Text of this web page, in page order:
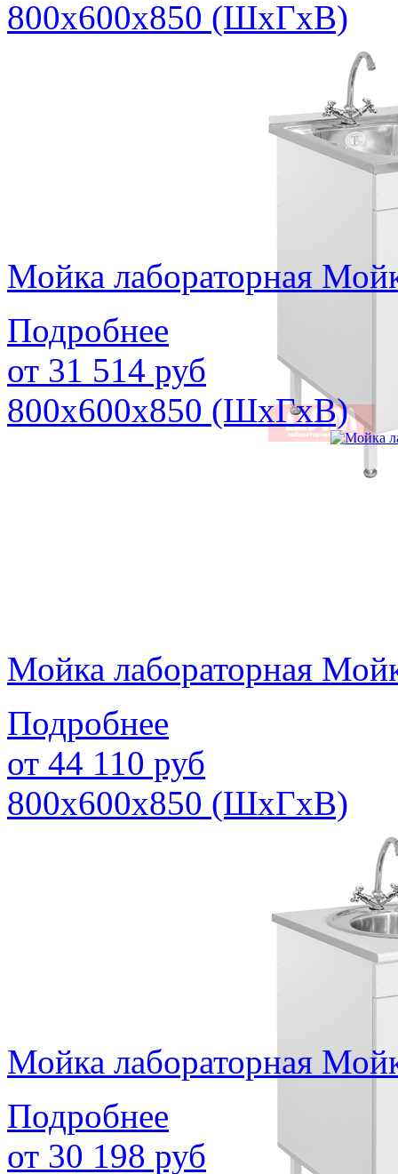
800х600х850 (ШхГхВ)
Мойка лабораторная
Подробнее
от 31 514 руб
800х600х850 (ШхГхВ)
Мойка лабораторная
Подробнее
от 44 110 руб
800х600х850 (ШхГхВ)
Мойка лабораторная
Подробнее
от 30 198 руб